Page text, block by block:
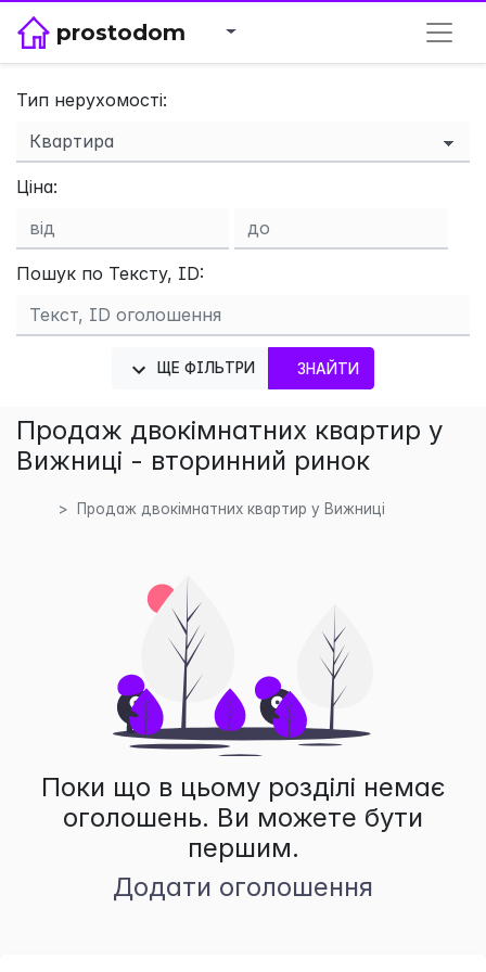
prostodom
Тип нерухомості:
Ціна:
Пошук по Тексту, ID:
ЩЕ ФІЛЬТРИ ЗНАЙТИ
Продаж двокімнатних квартир у
Вижниці - вторинний ринок
Продаж двокімнатних квартир у Вижниці
Поки що в цьому розділі немає
оголошень. Ви можете бути
першим.
Додати оголошення
×